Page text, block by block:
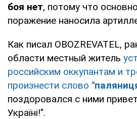
боя нет, потому что
поражение наносила
Как писал OBOZREVATEL,
области местный житель
российским оккупантам и
произнести слово
поздоровался с ними
Україні!".